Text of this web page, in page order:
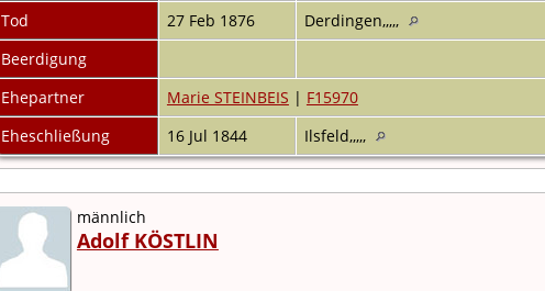
Tod
27 Feb 1876
Derdingen,,,,,
Beerdigung
Ehepartner
Marie STEINBEIS | F15970
Eheschließung
16 Jul 1844 Ilsfeld,,,,,
männlich
Adolf KÖSTLIN